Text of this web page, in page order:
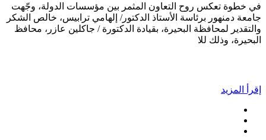
في خطوة تعكس روح التعاون المثمر بين مؤسسات الدولة، وجّهت
جامعة دمنهور برئاسة الأستاذ الدكتور/ إلهامي ترابيس، خالص الشكر
والتقدير لمحافظة البحيرة، بقيادة الدكتورة / جاكلين عازر، محافظ
البحيرة، وذلك للا
إقرأ المزيد